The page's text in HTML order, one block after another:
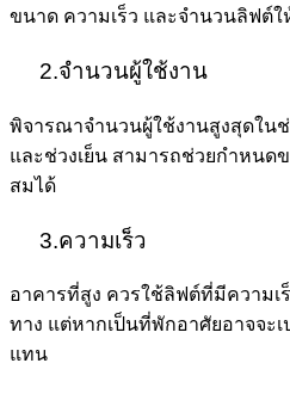
ขนาด ความเร็ว และจำนวนลิฟต์
2.จำนวนผู้ใช้งาน
พิจารณาจำนวนผู้ใช้งานสูงสุดในช่
และช่วงเย็น สามารถช่วยกำหนด
สมได้
3.ความเร็ว
อาคารที่สูง ควรใช้ลิฟต์ที่มีความเ
ทาง แต่หากเป็นที่พักอาศัยอาจจะ
แทน